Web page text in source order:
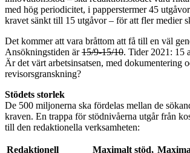
med hög periodicitet, i papperstermer 45
kravet sänkt till 15 utgåvor – för att fler medier
Det kommer att vara bråttom att få till en väl
Ansökningstiden är15/9-15/10. Tider 2021: 15
Är det värt arbetsinsatsen, med dokumentering
revisorsgranskning?
Stödets storlek
De 500 miljonerna ska fördelas mellan de
kraven. En trappa för stödnivåerna utgår från
till den redaktionella verksamheten:
Redaktionell
Maximalt stöd,